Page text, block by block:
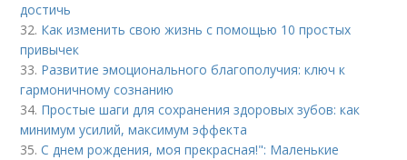
достичь
32. Как изменить свою жизнь с помощью 10 простых
привычек
33. Развитие эмоционального благополучия: ключ к
гармоничному сознанию
34. Простые шаги для сохранения здоровых зубов: как
минимум усилий, максимум эффекта
35.С днем рождения, моя прекрасная!": Маленькие